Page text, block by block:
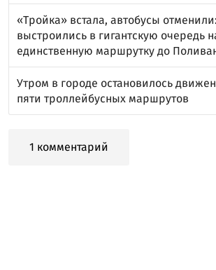
«Тройка» встала, автобусы
выстроились в гигантскую очередь
единственную маршрутку до
Утром в городе остановилось
пяти троллейбусных маршрутов
1 комментарий